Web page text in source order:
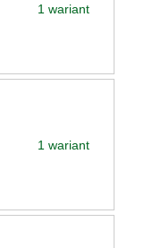
1 wariant
1 wariant